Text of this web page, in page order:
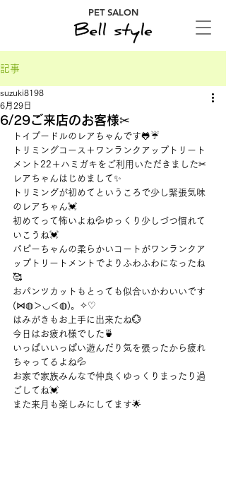
PET SALON
記事
6/29ご来店のお客様✂
suzuki8198
6月29日
トイプードルのレアちゃんです🐸☔
トリミングコース＋ワンランクアップトリート
メント22＋ハミガキをご利用いただきました✂
レアちゃんはじめまして✨
トリミングが初めてというころで少し緊張気味
のレアちゃん💓
初めてって怖いよね💦ゆっくり少しづつ慣れて
いこうね💓
パピーちゃんの柔らかいコートがワンランクア
ップトリートメントでよりふわふわになったね
🥰
おパンツカットもとっても似合いかわいいです
(⋈◍＞◡＜◍)。✧♡
はみがきもお上手に出来たね💮
今日はお疲れ様でした🍵
いっぱいいっぱい遊んだり気を張ったから疲れ
ちゃってるよね💦
お家で家族みんなで仲良くゆっくりまったり過
ごしてね💓
また来月も楽しみにしてます🌟